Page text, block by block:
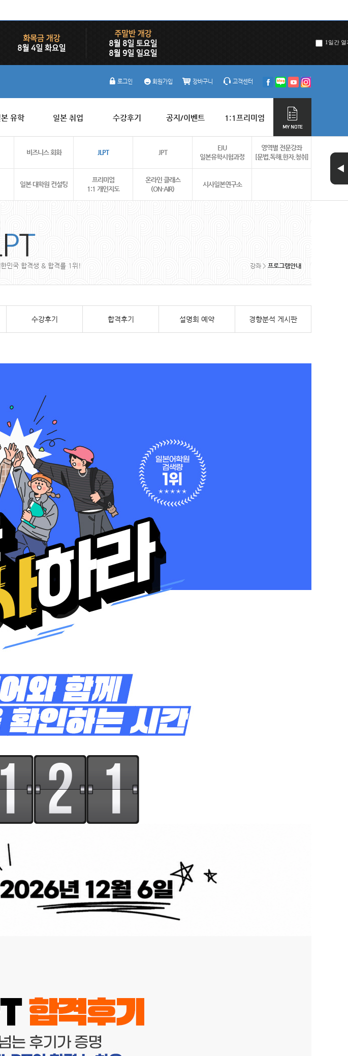
1일간 열
로그인 회원가입 장바구니 고객센터
본 유학 일본 취업 수강후기 공지/이벤트 1:1프리미엄
비즈니스 회화 JLPT JPT
EJU
일본유학시험과정
영역별 전문강좌
[문법.독해.한자.청취]
일본 대학원 컨설팅
프리미엄
1:1 개인지도
온라인 클래스
(ON-AIR)
시사일본연구소
민국 합격생 & 합격률 1위! 강좌 > 프로그램안내
수강후기 합격후기 설명회 예약 경향분석 게시판